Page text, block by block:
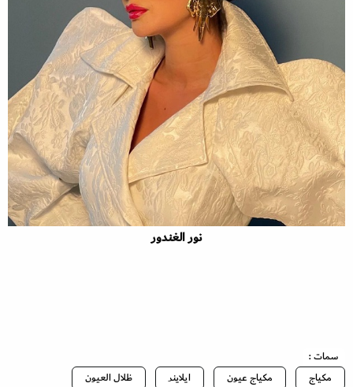
نور الغندور
سمات :
مكياج
مكياج عيون ايلاينر
ظلال العيون